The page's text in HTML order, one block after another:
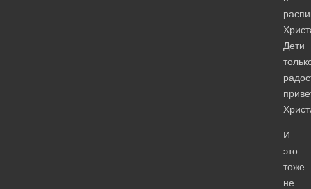
Дети
И
это
тоже
не